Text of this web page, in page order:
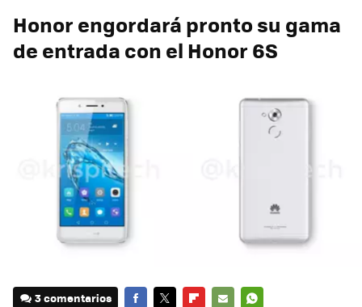
Honor engordará pronto su gama
de entrada con el Honor 6S
3 comentarios